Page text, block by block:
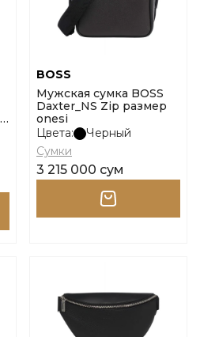
BOSS
Мужская сумка BOSS
Daxter_NS Zip размер
onesi
Цвета:
Черный
Сумки
3 215 000 сум